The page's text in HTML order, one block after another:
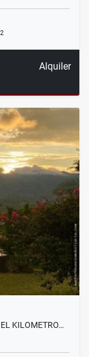
2
Alquiler
KILOMETRO…